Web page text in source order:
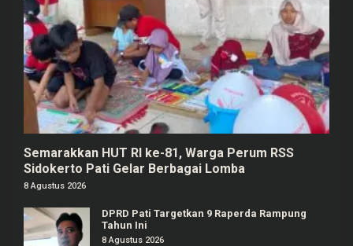
Semarakkan HUT RI ke-81, Warga Perum RSS
Sidokerto Pati Gelar Berbagai Lomba
8 Agustus 2026
DPRD Pati Targetkan 9 Raperda Rampung
Tahun Ini
8 Agustus 2026